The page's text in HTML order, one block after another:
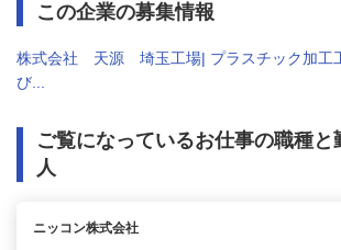
この企業の募集情報
株式会社 天源 埼玉工場| プラスチック加工
び...
ご覧になっているお仕事の職種と
人
ニッコン株式会社